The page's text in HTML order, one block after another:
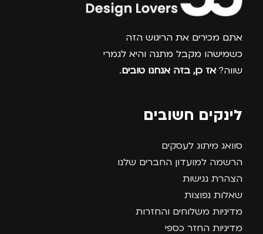
צרפו אותי למועדון
אתם מכירים את הריגוש הזה
כשמישהו מקבל מתנה והיא לגמרי
שווה? אז כן, בזה אנחנו טובים.
לינקים חשובים
סוואג מיתוג לעסקים
הרשמה למועדון החברים שלנו
הצהרת נגישות
שאלות נפוצות
מדיניות משלוחים והחזרות
מדיניות החזר כספי